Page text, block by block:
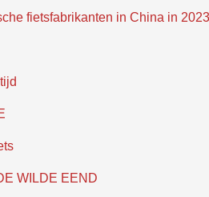
fietsfabrikanten in China in 2023
WILDE EEND